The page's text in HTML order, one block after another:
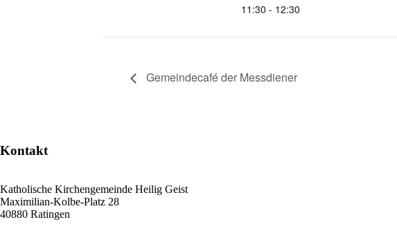
11:30 - 12:30
Gemeindecafé der Messdiener
Kontakt
Katholische Kirchengemeinde Heilig Geist
Maximilian-Kolbe-Platz 28
40880 Ratingen